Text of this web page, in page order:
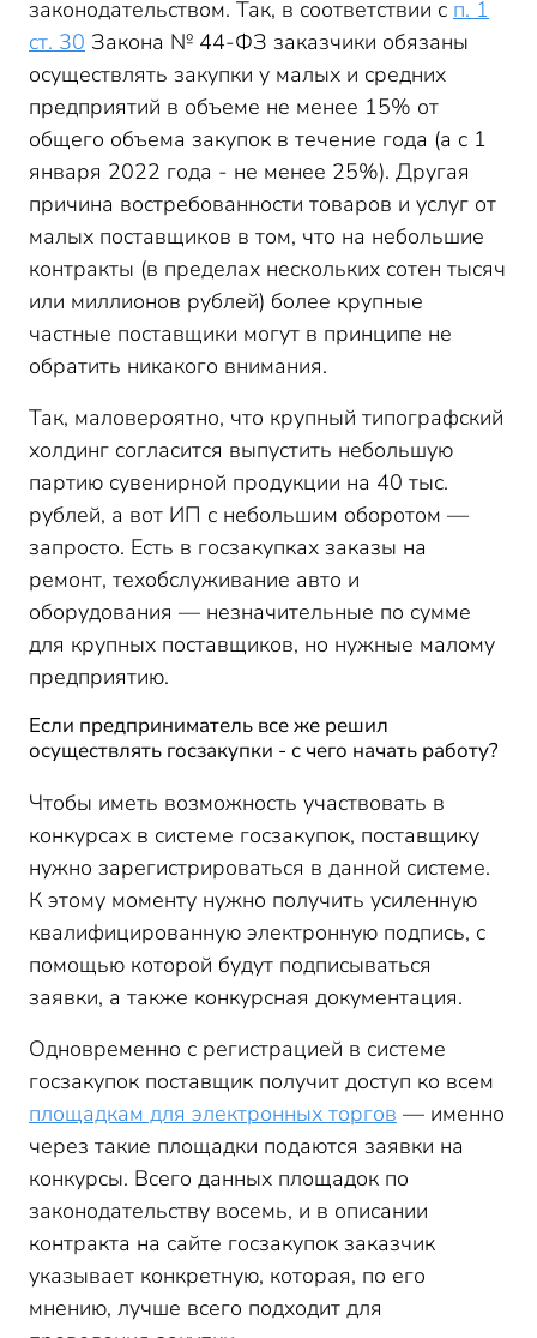
законодательством. Так, в соответствии с п. 1
ст. 30 Закона № 44-ФЗ заказчики обязаны
осуществлять закупки у малых и средних
предприятий в объеме не менее 15% от
общего объема закупок в течение года (а с 1
января 2022 года - не менее 25%). Другая
причина востребованности товаров и услуг от
малых поставщиков в том, что на небольшие
контракты (в пределах нескольких сотен тысяч
или миллионов рублей) более крупные
частные поставщики могут в принципе не
обратить никакого внимания.
Так, маловероятно, что крупный типографский
холдинг согласится выпустить небольшую
партию сувенирной продукции на 40 тыс.
рублей, а вот ИП с небольшим оборотом —
запросто. Есть в госзакупках заказы на
ремонт, техобслуживание авто и
оборудования — незначительные по сумме
для крупных поставщиков, но нужные малому
предприятию.
Если предприниматель все же решил
осуществлять госзакупки - с чего начать работу?
Чтобы иметь возможность участвовать в
конкурсах в системе госзакупок, поставщику
нужно зарегистрироваться в данной системе.
К этому моменту нужно получить усиленную
квалифицированную электронную подпись, с
помощью которой будут подписываться
заявки, а также конкурсная документация.
Одновременно с регистрацией в системе
госзакупок поставщик получит доступ ко всем
площадкам для электронных торгов — именно
через такие площадки подаются заявки на
конкурсы. Всего данных площадок по
законодательству восемь, и в описании
контракта на сайте госзакупок заказчик
указывает конкретную, которая, по его
мнению, лучше всего подходит для